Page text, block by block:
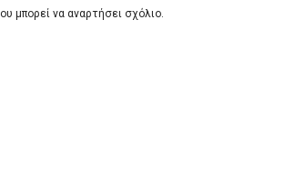
μπορεί να αναρτήσει σχόλιο.